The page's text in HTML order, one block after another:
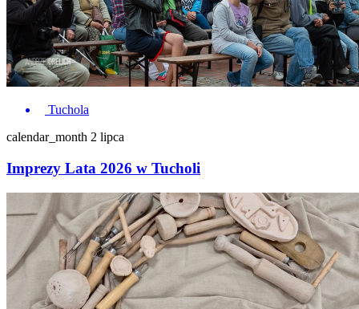
Tuchola
calendar_month 2 lipca
Imprezy Lata 2026 w Tucholi